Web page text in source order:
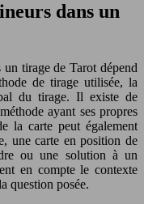
dans un
un tirage de Tarot dépend
de tirage utilisée, la
du tirage. Il existe de
ayant ses propres
la carte peut également
une carte en position de
ou une solution à un
en compte le contexte
question posée.